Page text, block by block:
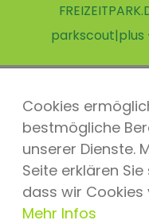
Cookies
bestmögliche
unserer Dienste.
Seite erklären
dass wir Cookies
Mehr Infos
parkscout|plus
parkscout.de 2026,